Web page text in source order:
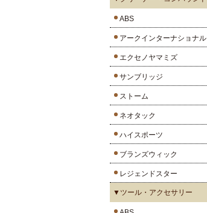
ABS
アークインターナショナル
エクセノヤマミズ
サンブリッジ
ストーム
ネオタック
ハイスポーツ
ブランズウィック
レジェンドスター
▼ツール・アクセサリー